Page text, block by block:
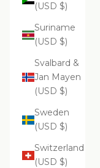
(USD $)
Suriname
(USD $)
Svalbard &
Jan Mayen
(USD $)
Sweden
(USD $)
Switzerland
(USD $)